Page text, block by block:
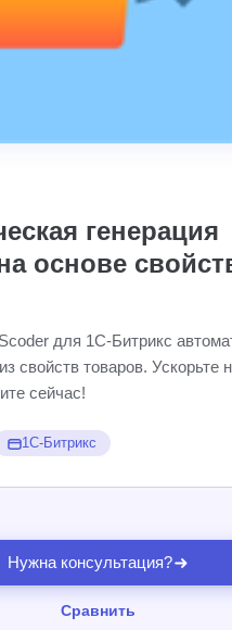
генерация
основе
для 1С-Битрикс
свойств товаров. Ускорьте
сейчас!
1С-Битрикс
Нужна консультация?
Сравнить